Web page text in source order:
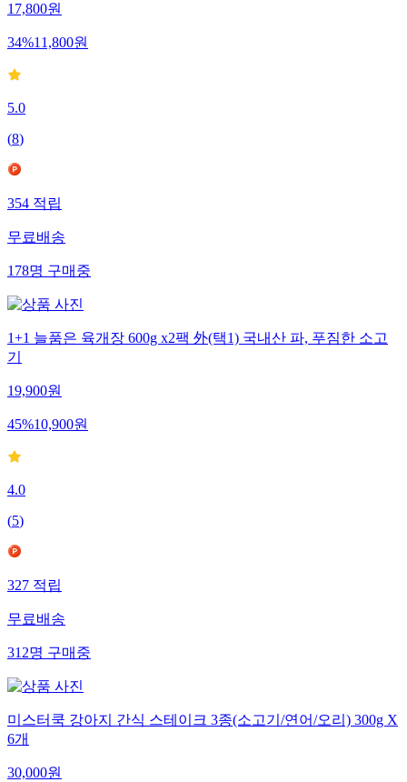
17,800원
34%11,800원
5.0
(8)
354적립
무료배송
178명구매중
1+1 늘품은 육개장 600g x2팩 外(택1) 국내산 파, 푸짐한 소고
기
19,900원
45%10,900원
4.0
(5)
327적립
무료배송
312명구매중
미스터쿡 강아지 간식 스테이크 3종(소고기/연어/오리) 300g X
6개
30,000원